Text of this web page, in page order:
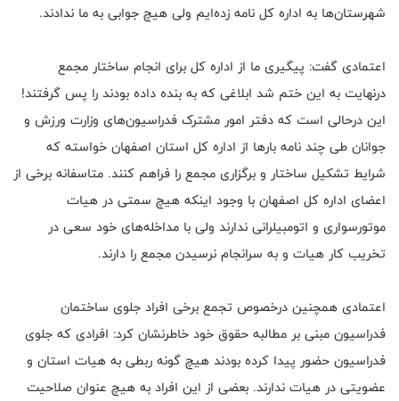
شهرستان‌ها به اداره کل نامه زده‌ایم ولی هیچ جوابی به ما ندادند.
اعتمادی گفت: پیگیری ما از اداره کل برای انجام ساختار مجمع
درنهایت به این ختم شد ابلاغی که به بنده داده بودند را پس گرفتند!
این درحالی است که دفتر امور مشترک فدراسیون‌های وزارت ورزش و
جوانان طی چند نامه بارها از اداره کل استان اصفهان خواسته که
شرایط تشکیل ساختار و برگزاری مجمع را فراهم کنند. متاسفانه برخی از
اعضای اداره کل اصفهان با وجود اینکه هیچ سمتی در هیات
موتورسواری و اتومبیلرانی ندارند ولی با مداخله‌های خود سعی در
تخریب کار هیات و به سرانجام نرسیدن مجمع را دارند.
اعتمادی همچنین درخصوص تجمع برخی افراد جلوی ساختمان
فدراسیون مبنی بر مطالبه حقوق خود خاطرنشان کرد: افرادی که جلوی
فدراسیون حضور پیدا کرده بودند هیچ گونه ربطی به هیات استان و
عضویتی در هیات ندارند. بعضی از این افراد به هیچ عنوان صلاحیت